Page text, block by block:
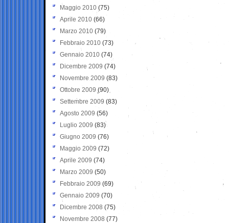
Maggio 2010 (75)
Aprile 2010 (66)
Marzo 2010 (79)
Febbraio 2010 (73)
Gennaio 2010 (74)
Dicembre 2009 (74)
Novembre 2009 (83)
Ottobre 2009 (90)
Settembre 2009 (83)
Agosto 2009 (56)
Luglio 2009 (83)
Giugno 2009 (76)
Maggio 2009 (72)
Aprile 2009 (74)
Marzo 2009 (50)
Febbraio 2009 (69)
Gennaio 2009 (70)
Dicembre 2008 (75)
Novembre 2008 (77)